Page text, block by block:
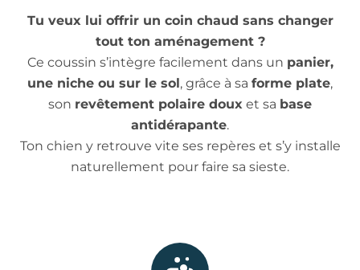
Tu veux lui offrir un coin chaud sans changer
tout ton aménagement ?
Ce coussin s’intègre facilement dans un panier,
une niche ou sur le sol , grâce à sa forme plate,
son revêtement polaire doux et sa base
antidérapante.
Ton chien y retrouve vite ses repères et s’y installe
naturellement pour faire sa sieste.